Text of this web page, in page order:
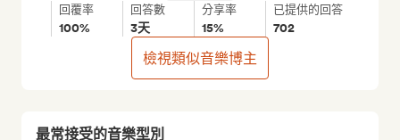
最常接受的音樂型別
回覆率
100%
回答數
3天
分享率
15%
已提供的回答
702
檢視類似音樂博主